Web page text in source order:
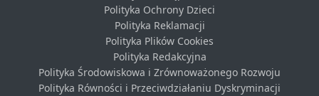
Polityka Ochrony Dzieci
Polityka Reklamacji
Polityka Plików Cookies
Polityka Redakcyjna
Polityka Środowiskowa i Zrównoważonego Rozwoju
Polityka Równości i Przeciwdziałaniu Dyskryminacji